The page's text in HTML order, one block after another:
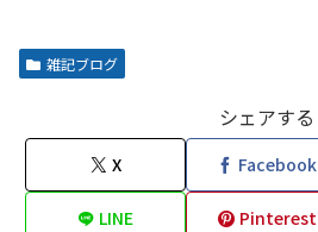
雑記ブログ
シェアする
X Facebook
LINE Pinterest